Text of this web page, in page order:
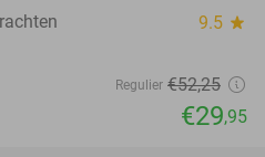
9.5 star
Regulier €52,25
€29,95